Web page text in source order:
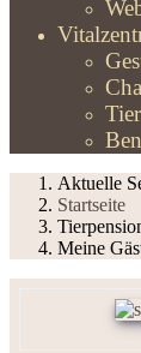
Aktuelle
Startseite
Meine